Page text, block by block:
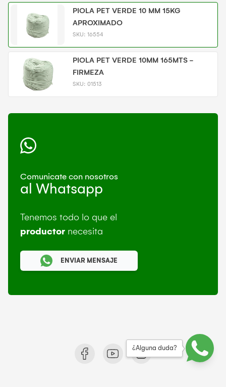
PIOLA PET VERDE 10 MM 15KG
APROXIMADO
SKU: 16554
PIOLA PET VERDE 10MM 165MTS -
FIRMEZA
SKU: 01513
Comunicate con nosotros
al Whatsapp
Tenemos todo lo que el
productor necesita
ENVIAR MENSAJE
¿Alguna duda?